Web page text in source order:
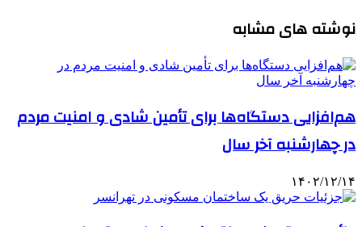
نوشته های مشابه
هم‌افزایی دستگاه‌ها برای تأمین شادی و امنیت مردم
در چهارشنبه آخر سال
۱۴۰۲/۱۲/۱۴